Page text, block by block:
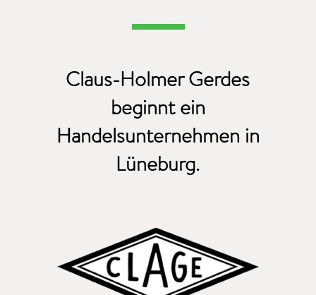
Claus-HolmerGerdes
beginntein
Handelsunternehmen in
Lüneburg.